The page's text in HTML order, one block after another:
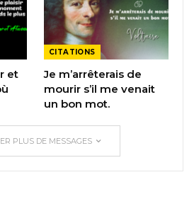
et
CITATIONS
Je m’arrêterais de
mourir s’il me venait
un bon mot.
PLUS DE MESSAGES